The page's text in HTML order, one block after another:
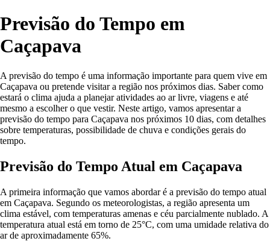
Previsão do Tempo em
Caçapava
A previsão do tempo é uma informação importante para quem vive em
Caçapava ou pretende visitar a região nos próximos dias. Saber como
estará o clima ajuda a planejar atividades ao ar livre, viagens e até
mesmo a escolher o que vestir. Neste artigo, vamos apresentar a
previsão do tempo para Caçapava nos próximos 10 dias, com detalhes
sobre temperaturas, possibilidade de chuva e condições gerais do
tempo.
Previsão do Tempo Atual em Caçapava
A primeira informação que vamos abordar é a previsão do tempo atual
em Caçapava. Segundo os meteorologistas, a região apresenta um
clima estável, com temperaturas amenas e céu parcialmente nublado. A
temperatura atual está em torno de 25°C, com uma umidade relativa do
ar de aproximadamente 65%.